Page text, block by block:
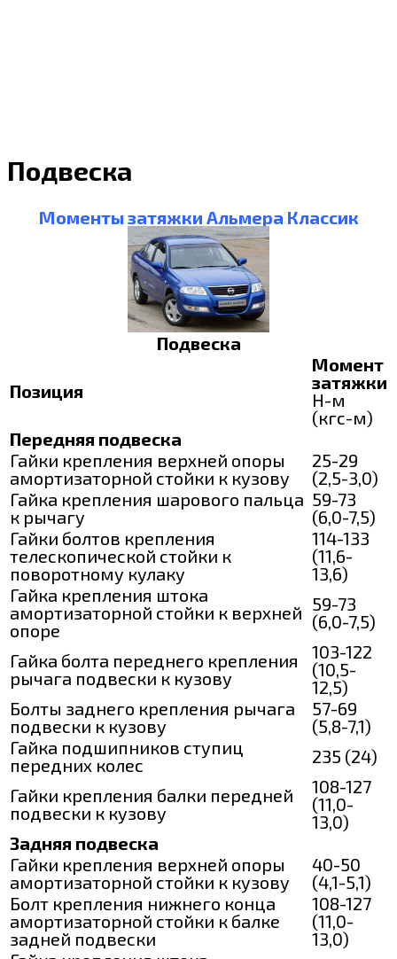
Подвеска
Моменты затяжки Альмера Классик
Подвеска
Позиция
Момент
затяжки
Н-м
(кгс-м)
Передняя подвеска
Гайки крепления верхней опоры
амортизаторной стойки к кузову
25-29
(2,5-3,0)
Гайка крепления шарового пальца
к рычагу
59-73
(6,0-7,5)
Гайки болтов крепления
телескопической стойки к
поворотному кулаку
114-133
(11,6-
13,6)
Гайка крепления штока
амортизаторной стойки к верхней
опоре
59-73
(6,0-7,5)
Гайка болта переднего крепления
рычага подвески к кузову
103-122
(10,5-
12,5)
Болты заднего крепления рычага
подвески к кузову
57-69
(5,8-7,1)
Гайка подшипников ступиц
передних колес
235 (24)
Гайки крепления балки передней
подвески к кузову
108-127
(11,0-
13,0)
Задняя подвеска
Гайки крепления верхней опоры
амортизаторной стойки к кузову
40-50
(4,1-5,1)
Болт крепления нижнего конца
амортизаторной стойки к балке
задней подвески
108-127
(11,0-
13,0)